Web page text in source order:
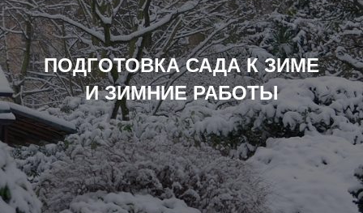
ПОДГОТОВКА САДА К ЗИМЕ
И ЗИМНИЕ РАБОТЫ